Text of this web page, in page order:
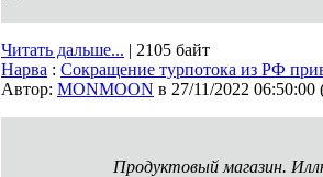
Читать дальше... | 2105 байт
Нарва : Сокращение турпотока из РФ
Автор: MONMOON в 27/11/2022 06:50:00
Продуктовый магазин.